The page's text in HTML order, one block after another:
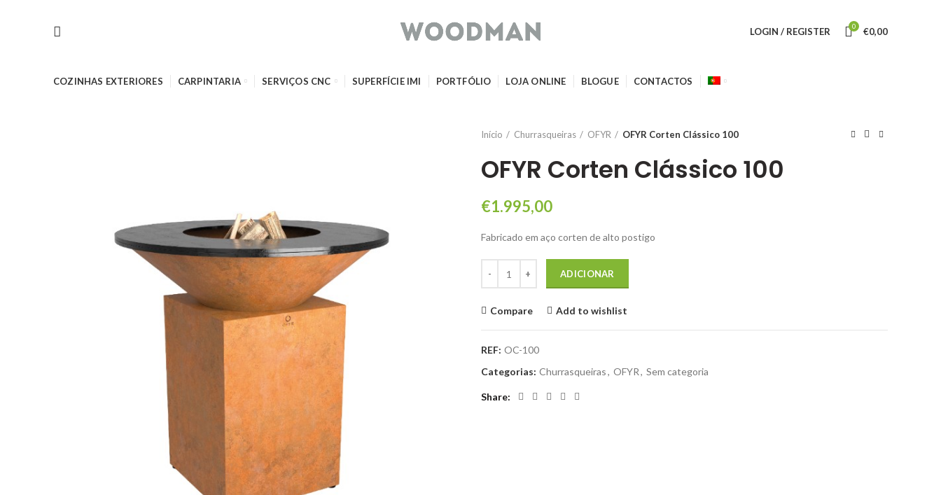
LOGIN / REGISTER 0 €0,00
COZINHAS EXTERIORES CARPINTARIA SERVIÇOS CNC SUPERFÍCIE IMI PORTFÓLIO LOJA ONLINE BLOGUE CONTACTOS
Início Churrasqueiras OFYR OFYR Corten Clássico 100
OFYR Corten Clássico 100
€1.995,00
Fabricado em aço corten de alto postigo
ADICIONAR
Compare Add to wishlist
REF: OC-100
Categorias: Churrasqueiras, OFYR, Sem categoria
Share